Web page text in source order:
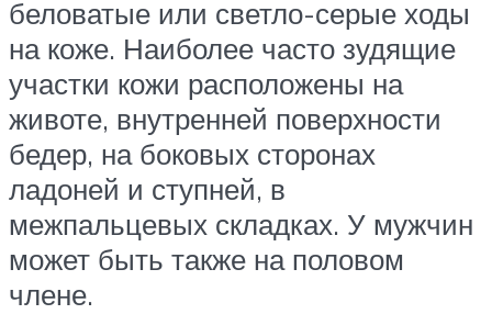
беловатые или светло-серые ходы
на коже. Наиболее часто зудящие
участки кожи расположены на
животе, внутренней поверхности
бедер, на боковых сторонах
ладоней и ступней, в
межпальцевых складках. У мужчин
может быть также на половом
члене.